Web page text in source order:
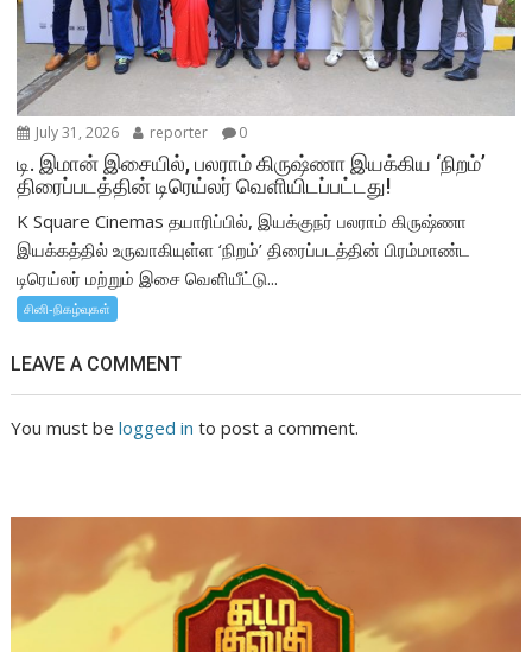
July 31, 2026 reporter 0
டி. இமான் இசையில், பலராம் கிருஷ்ணா இயக்கிய ‘நிறம்’
திரைப்படத்தின் டிரெய்லர் வெளியிடப்பட்டது!
K Square Cinemas தயாரிப்பில், இயக்குநர் பலராம் கிருஷ்ணா
இயக்கத்தில் உருவாகியுள்ள ‘நிறம்’ திரைப்படத்தின் பிரம்மாண்ட
டிரெய்லர் மற்றும் இசை வெளியீட்டு...
சினி-நிகழ்வுகள்
LEAVE A COMMENT
You must belogged in to post a comment.